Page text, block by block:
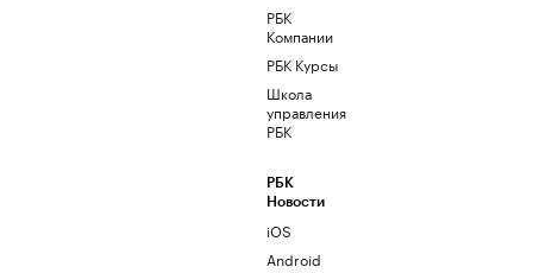
РБК
Компании
РБК Курсы
Школа
управления
РБК
РБК
Новости
iOS
Android